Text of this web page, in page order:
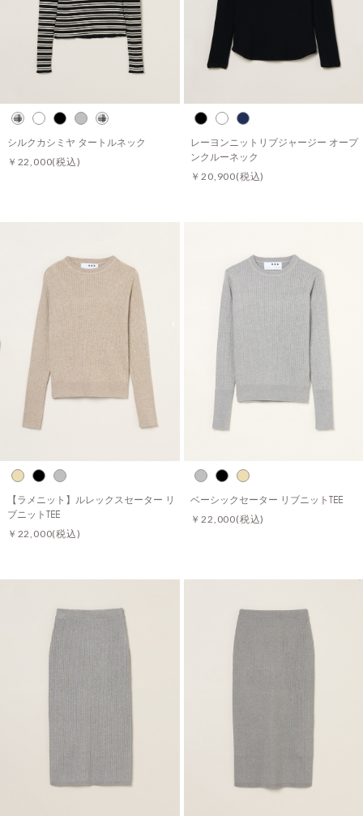
シルクカシミヤ タートルネック
￥22,000(税込)
レーヨンニットリブジャージー オープ
ンクルーネック
￥20,900(税込)
【ラメニット】ルレックスセーター リ
ブニットTEE
￥22,000(税込)
ベーシックセーター リブニットTEE
￥22,000(税込)